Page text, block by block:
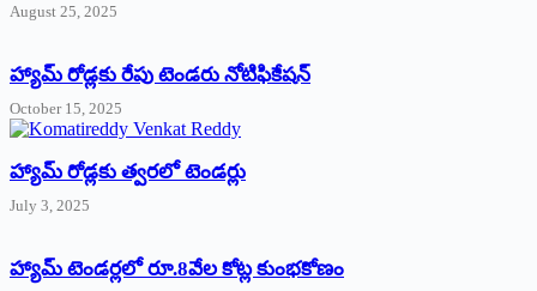
August 25, 2025
హ్యామ్‌ రోడ్లకు రేపు టెండరు నోటిఫికేషన్‌
October 15, 2025
హ్యామ్‌ రోడ్లకు త్వరలో టెండర్లు
July 3, 2025
హ్యామ్‌ ‌టెండర్లలో రూ.8వేల కోట్ల కుంభకోణం